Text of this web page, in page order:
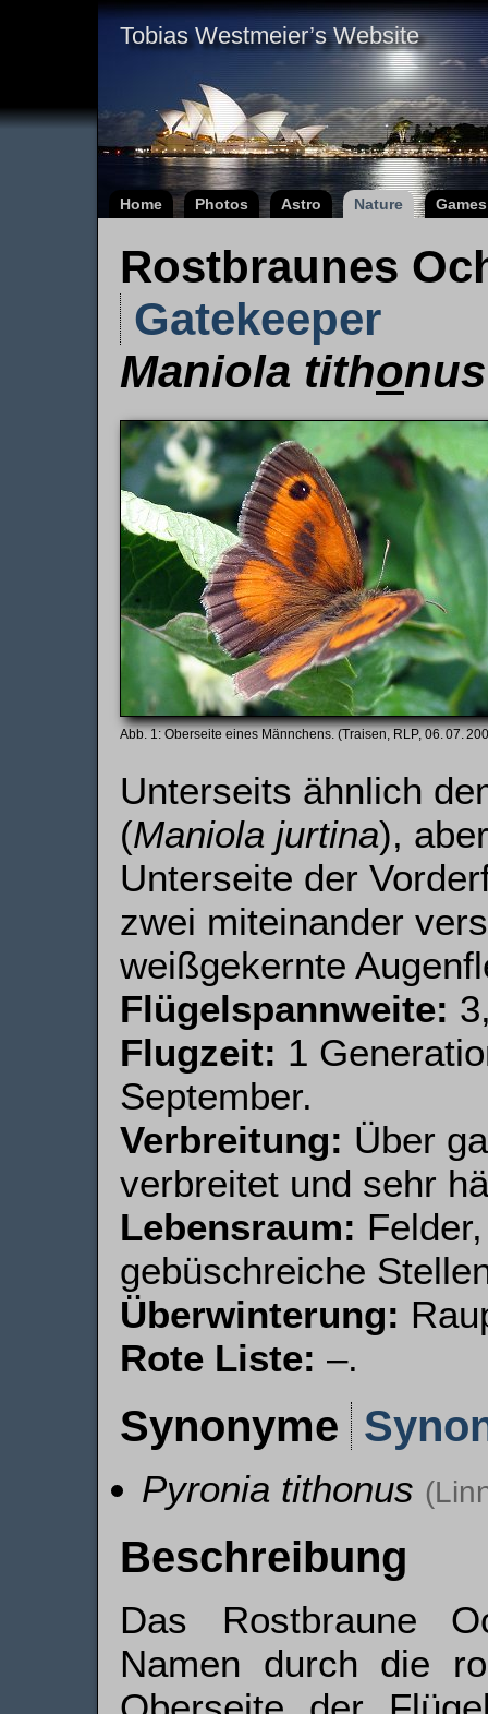
Tobias Westmeier’s Website
Home Photos Astro Nature Games
Rostbraunes
Gatekeeper
Maniola tithonus
Oberseite eines Männchens. (Traisen, RLP, 06. 07.
Unterseits ähnlich
(Maniola jurtina),
Unterseite der
zwei miteinander
weißgekernte
Flügelspannweite:
Flugzeit: 1
September.
Verbreitung: Über
verbreitet und sehr
Lebensraum:
gebüschreiche
Überwinterung:
Rote Liste: –.
Synonyme
Pyronia tithonus
Beschreibung
Das Rostbraune
Namen durch die